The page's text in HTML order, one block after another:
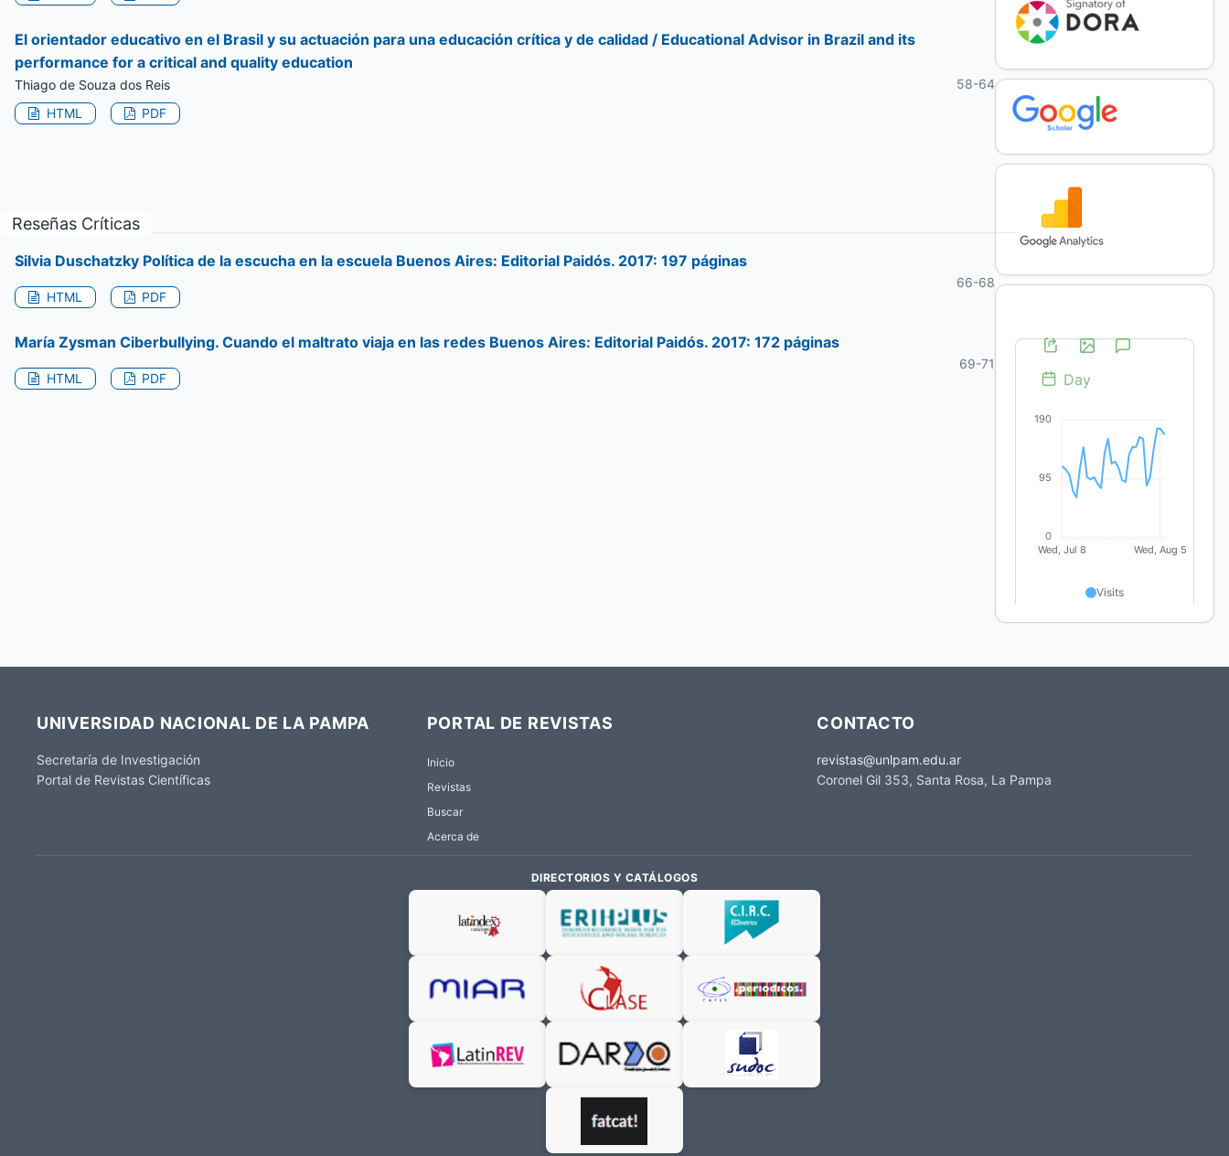
El orientador educativo en el Brasil y su actuación para una educación crítica y de calidad / Educational Advisor in Brazil and its
performance for a critical and quality education
Thiago de Souza dos Reis
58-64
HTML
PDF
Reseñas Críticas
Silvia Duschatzky Política de la escucha en la escuela Buenos Aires: Editorial Paidós. 2017: 197 páginas
66-68
HTML
PDF
María Zysman Ciberbullying. Cuando el maltrato viaja en las redes Buenos Aires: Editorial Paidós. 2017: 172 páginas
69-71
HTML
PDF
UNIVERSIDAD NACIONAL DE LA PAMPA
Secretaría de Investigación
Portal de Revistas Científicas
PORTAL DE REVISTAS
Inicio
Revistas
Buscar
Acerca de
CONTACTO
revistas@unlpam.edu.ar
Coronel Gil 353, Santa Rosa, La Pampa
DIRECTORIOS Y CATÁLOGOS